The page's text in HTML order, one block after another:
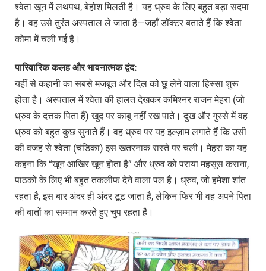
श्वेता खून में लथपथ, बेहोश मिलती है। यह ध्रुव के लिए बहुत बड़ा सदमा
है। वह उसे तुरंत अस्पताल ले जाता है—जहाँ डॉक्टर बताते हैं कि श्वेता
कोमा में चली गई है।
पारिवारिककलहऔरभावनात्मकद्वंद:
यहीं से कहानी का सबसे मजबूत और दिल को छू लेने वाला हिस्सा शुरू
होता है। अस्पताल में श्वेता की हालत देखकर कमिश्नर राजन मेहरा (जो
ध्रुव के दत्तक पिता हैं) खुद पर काबू नहीं रख पाते। दुख और गुस्से में वह
ध्रुव को बहुत कुछ सुनाते हैं। वह ध्रुव पर यह इल्ज़ाम लगाते हैं कि उसी
की वजह से श्वेता (चंडिका) इस खतरनाक रास्ते पर चली। मेहरा का यह
कहना कि “खून आखिर खून होता है” और ध्रुव को पराया महसूस कराना,
पाठकों के लिए भी बहुत तकलीफ देने वाला पल है। ध्रुव, जो हमेशा शांत
रहता है, इस बार अंदर ही अंदर टूट जाता है, लेकिन फिर भी वह अपने पिता
की बातों का सम्मान करते हुए चुप रहता है।